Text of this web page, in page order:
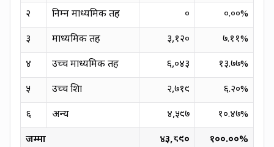
२
निम्न माध्यमिक तह ० ०.००%
३
माध्यमिक तह ३,१२० ७.११%
४
उच्च माध्यमिक तह ६,०४३ १३.७७%
५
उच्च शिक्षा २,७१९ ६.२०%
६
अन्य ४,५९७ १०.४७%
जम्मा
४३,८९० १००.००%